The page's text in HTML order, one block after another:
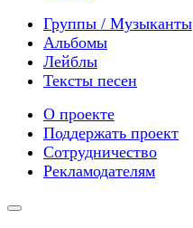
Группы / Музыканты
Альбомы
Лейблы
Тексты песен
О проекте
Поддержать проект
Сотрудничество
Рекламодателям